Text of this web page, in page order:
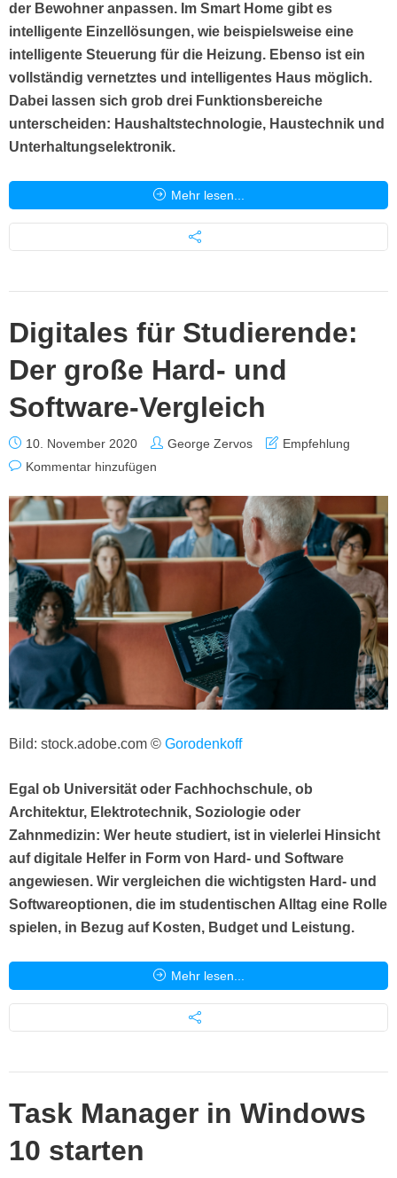
der Bewohner anpassen. Im Smart Home gibt es
intelligente Einzellösungen, wie beispielsweise eine
intelligente Steuerung für die Heizung. Ebenso ist ein
vollständig vernetztes und intelligentes Haus möglich.
Dabei lassen sich grob drei Funktionsbereiche
unterscheiden: Haushaltstechnologie, Haustechnik und
Unterhaltungselektronik.
Mehr lesen...
Digitales für Studierende:
Der große Hard- und
Software-Vergleich
10. November 2020 George Zervos
Empfehlung
Kommentar hinzufügen
Bild: stock.adobe.com © Gorodenkoff
Egal ob Universität oder Fachhochschule, ob
Architektur, Elektrotechnik, Soziologie oder
Zahnmedizin: Wer heute studiert, ist in vielerlei Hinsicht
auf digitale Helfer in Form von Hard- und Software
angewiesen. Wir vergleichen die wichtigsten Hard- und
Softwareoptionen, die im studentischen Alltag eine Rolle
spielen, in Bezug auf Kosten, Budget und Leistung.
Mehr lesen...
Task Manager in Windows
10 starten